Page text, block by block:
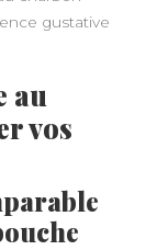
gustative
au
vos